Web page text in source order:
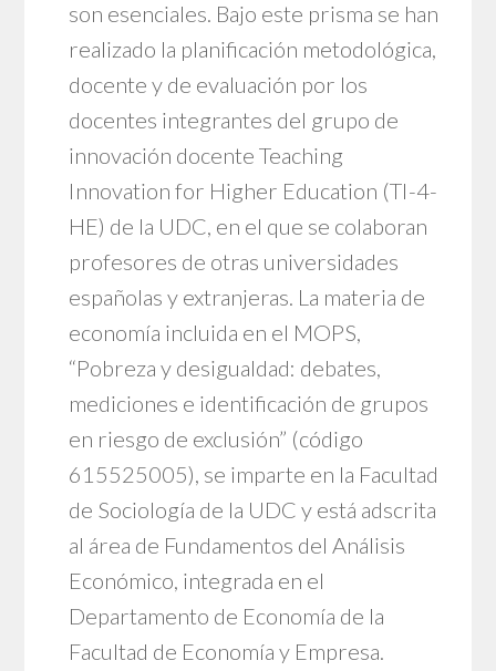
son esenciales. Bajo este prisma se han
realizado la planificación metodológica,
docente y de evaluación por los
docentes integrantes del grupo de
innovación docente Teaching
Innovation for Higher Education (TI-4-
HE) de la UDC, en el que se colaboran
profesores de otras universidades
españolas y extranjeras. La materia de
economía incluida en el MOPS,
“Pobreza y desigualdad: debates,
mediciones e identificación de grupos
en riesgo de exclusión” (código
615525005), se imparte en la Facultad
de Sociología de la UDC y está adscrita
al área de Fundamentos del Análisis
Económico, integrada en el
Departamento de Economía de la
Facultad de Economía y Empresa.